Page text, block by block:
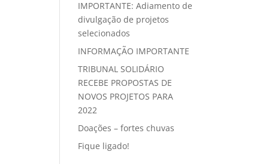
IMPORTANTE: Adiamento de
divulgação de projetos
selecionados
INFORMAÇÃO IMPORTANTE
TRIBUNAL SOLIDÁRIO
RECEBE PROPOSTAS DE
NOVOS PROJETOS PARA
2022
Doações – fortes chuvas
Fique ligado!